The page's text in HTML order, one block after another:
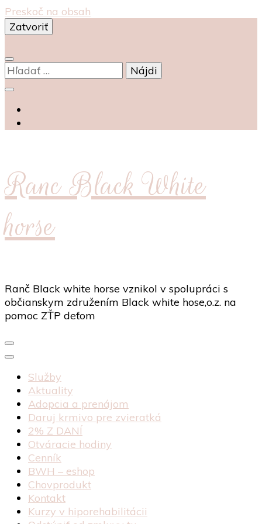
Preskoč na obsah
Zatvoriť
Hľadať:
Ranc Black White
horse
Ranč Black white horse vznikol v spolupráci s
občianskym združením Black white hose,o.z. na
pomoc ZŤP deťom
Služby
Aktuality
Adopcia a prenájom
Daruj krmivo pre zvieratká
2% Z DANÍ
Otváracie hodiny
Cenník
BWH – eshop
Chovprodukt
Kontakt
Kurzy v hiporehabilitácii